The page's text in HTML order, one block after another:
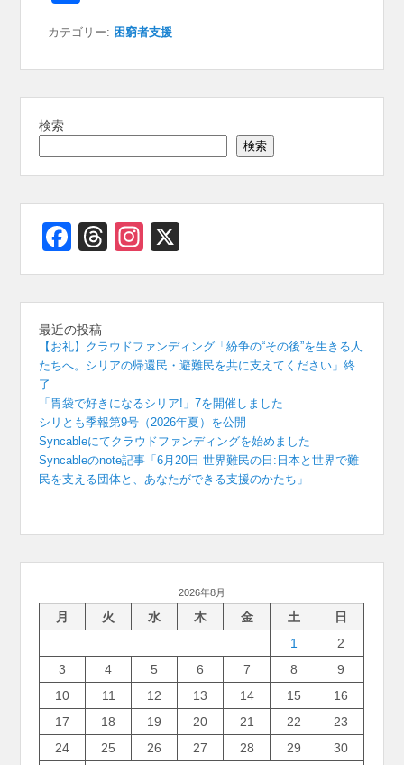
e
b
o
o
k
a
d
s
A
p
p
n
g
er
a
m
有
カテゴリー: 困窮者支援
検索
検索
Facebook
Threads
Instagram
最近の投稿
【お礼】クラウドファンディング「紛争の“その後”を生きる人
たちへ。シリアの帰還民・避難民を共に支えてください」終
了
「胃袋で好きになるシリア!」7を開催しました
シリとも季報第9号（2026年夏）を公開
Syncableにてクラウドファンディングを始めました
Syncableのnote記事「6月20日 世界難民の日:日本と世界で難
民を支える団体と、あなたができる支援のかたち」
2026年8月
月 火 水 木 金 土
日
1
2
3
4 5 6 7 8
9
10
11 12 13 14 15
16
17
18 19 20 21 22
23
24
25 26 27 28 29
30